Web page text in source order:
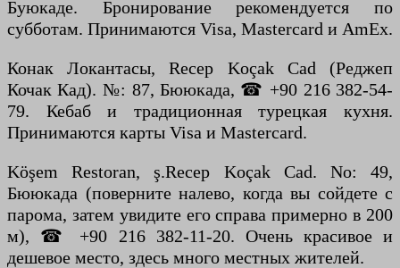
Буюкаде. Бронирование рекомендуется по
субботам. Принимаются Visa, Mastercard и AmEx.
Конак Локантасы, Recep Koçak Cad (Реджеп
Кочак Кад). №: 87, Бююкада, ☎ +90 216 382-54-
79. Кебаб и традиционная турецкая кухня.
Принимаются карты Visa и Mastercard.
Köşem Restoran, ş.Recep Koçak Cad. No: 49,
Бююкада (поверните налево, когда вы сойдете с
парома, затем увидите его справа примерно в 200
м), ☎ +90 216 382-11-20. Очень красивое и
дешевое место, здесь много местных жителей.